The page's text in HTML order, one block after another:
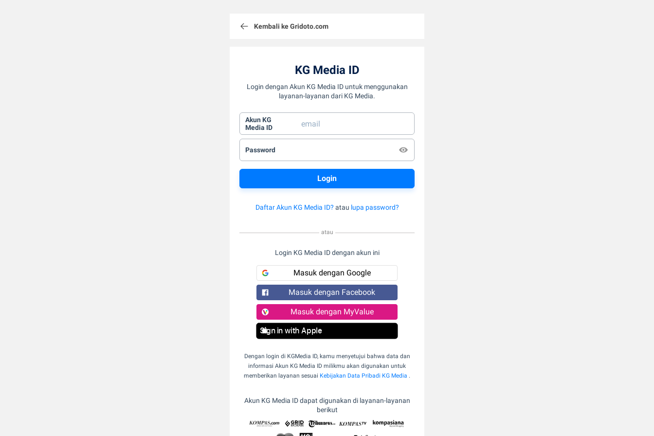
Kembali ke Gridoto.com
KG Media ID
Login dengan Akun KG Media ID untuk menggunakan
layanan-layanan dari KG Media.
Akun KG
Media ID
Password
Daftar Akun KG Media ID? atau lupa password?
atau
Login KG Media ID dengan akun ini
Masuk dengan Google
Masuk dengan Facebook
Masuk dengan MyValue
Sign in with Apple
Dengan login di KGMedia ID, kamu menyetujui bahwa data dan
informasi Akun KG Media ID milikmu akan digunakan untuk
memberikan layanan sesuai Kebijakan Data Pribadi KG Media .
Akun KG Media ID dapat digunakan di layanan-layanan
berikut